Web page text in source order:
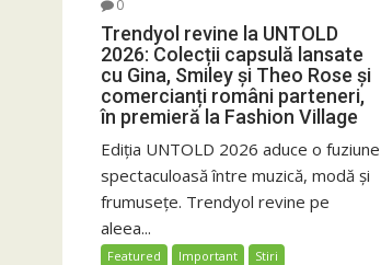
0
Trendyol revine la UNTOLD
2026: Colecții capsulă lansate
cu Gina, Smiley și Theo Rose și
comercianți români parteneri,
în premieră la Fashion Village
Ediția UNTOLD 2026 aduce o fuziune
spectaculoasă între muzică, modă și
frumusețe. Trendyol revine pe
aleea...
Featured Important Stiri